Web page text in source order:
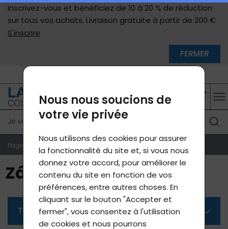
Inscrivez-vous et bénéficiez de 10 à 20 % de réduction
sur tous vos achats. Livraison gratuite à partir de 200 €.
S'inscrire
FERMER
Page d'accueil
Zánět
Toutes les catégories
Nous nous soucions de
votre vie privée
Nous utilisons des cookies pour assurer
la fonctionnalité du site et, si vous nous
donnez votre accord, pour améliorer le
contenu du site en fonction de vos
préférences, entre autres choses. En
cliquant sur le bouton "Accepter et
fermer", vous consentez à l'utilisation
de cookies et nous pourrons